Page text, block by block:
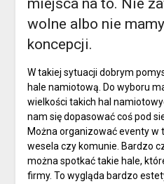
wolne albo nie
koncepcji.
W takiej sytuacji dobrym
hale namiotową. Do wyboru
wielkości takich hal
nam się dopasować coś pod
Można organizować eventy w
wesela czy komunie. Bardzo
można spotkać takie hale,
firmy. To wygląda bardzo